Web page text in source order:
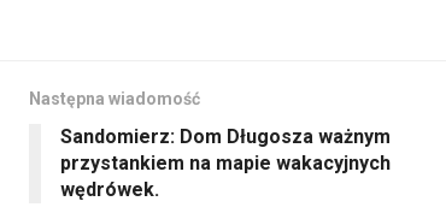
Następna wiadomość
Sandomierz: Dom Długosza ważnym
przystankiem na mapie wakacyjnych
wędrówek.